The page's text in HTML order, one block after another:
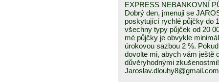
EXPRESS NEBANKOVNÍ
Dobrý den, jmenuji se
poskytující rychlé půjčky do
všechny typy půjček od 20
mé půjčky je obvykle
úrokovou sazbou 2 %.
dovolte mi, abych vám ještě
důvěryhodnými
Jaroslav.dlouhy8@gmail.com